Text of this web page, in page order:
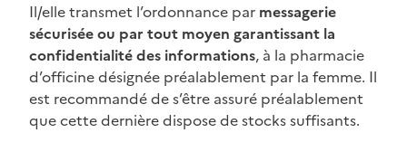
Il/elle transmet l’ordonnance par messagerie
sécurisée ou par tout moyen garantissant la
confidentialité des informations, à la pharmacie
d’officine désignée préalablement par la femme. Il
est recommandé de s’être assuré préalablement
que cette dernière dispose de stocks suffisants.